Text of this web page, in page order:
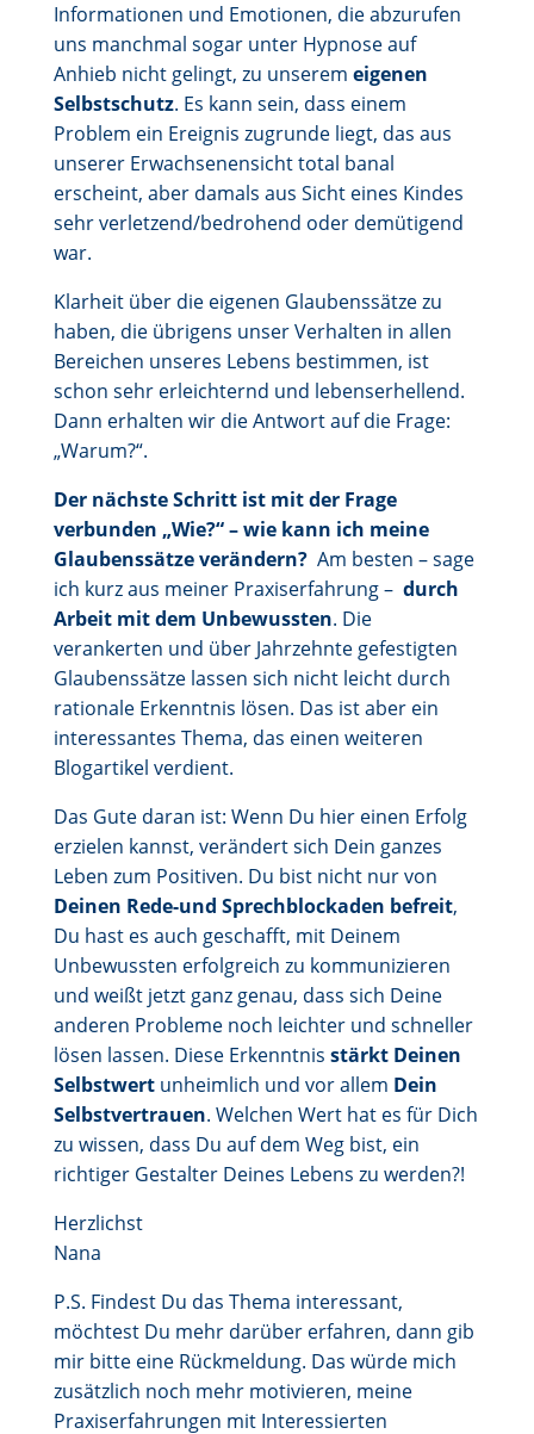
Informationen und Emotionen, die abzurufen
uns manchmal sogar unter Hypnose auf
Anhieb nicht gelingt, zu unserem eigenen
Selbstschutz. Es kann sein, dass einem
Problem ein Ereignis zugrunde liegt, das aus
unserer Erwachsenensicht total banal
erscheint, aber damals aus Sicht eines Kindes
sehr verletzend/bedrohend oder demütigend
war.
Klarheit über die eigenen Glaubenssätze zu
haben, die übrigens unser Verhalten in allen
Bereichen unseres Lebens bestimmen, ist
schon sehr erleichternd und lebenserhellend.
Dann erhalten wir die Antwort auf die Frage:
„Warum?“.
Der nächste Schritt ist mit der Frage
verbunden „Wie?“ – wie kann ich meine
Glaubenssätze verändern? Am besten – sage
ich kurz aus meiner Praxiserfahrung – durch
Arbeit mit dem Unbewussten. Die
verankerten und über Jahrzehnte gefestigten
Glaubenssätze lassen sich nicht leicht durch
rationale Erkenntnis lösen. Das ist aber ein
interessantes Thema, das einen weiteren
Blogartikel verdient.
Das Gute daran ist: Wenn Du hier einen Erfolg
erzielen kannst, verändert sich Dein ganzes
Leben zum Positiven. Du bist nicht nur von
Deinen Rede-und Sprechblockaden befreit,
Du hast es auch geschafft, mit Deinem
Unbewussten erfolgreich zu kommunizieren
und weißt jetzt ganz genau, dass sich Deine
anderen Probleme noch leichter und schneller
lösen lassen. Diese Erkenntnis stärkt Deinen
Selbstwertunheimlich und vor allem Dein
Selbstvertrauen. Welchen Wert hat es für Dich
zu wissen, dass Du auf dem Weg bist, ein
richtiger Gestalter Deines Lebens zu werden?!
Herzlichst
Nana
P.S. Findest Du das Thema interessant,
möchtest Du mehr darüber erfahren, dann gib
mir bitte eine Rückmeldung. Das würde mich
zusätzlich noch mehr motivieren, meine
Praxiserfahrungen mit Interessierten